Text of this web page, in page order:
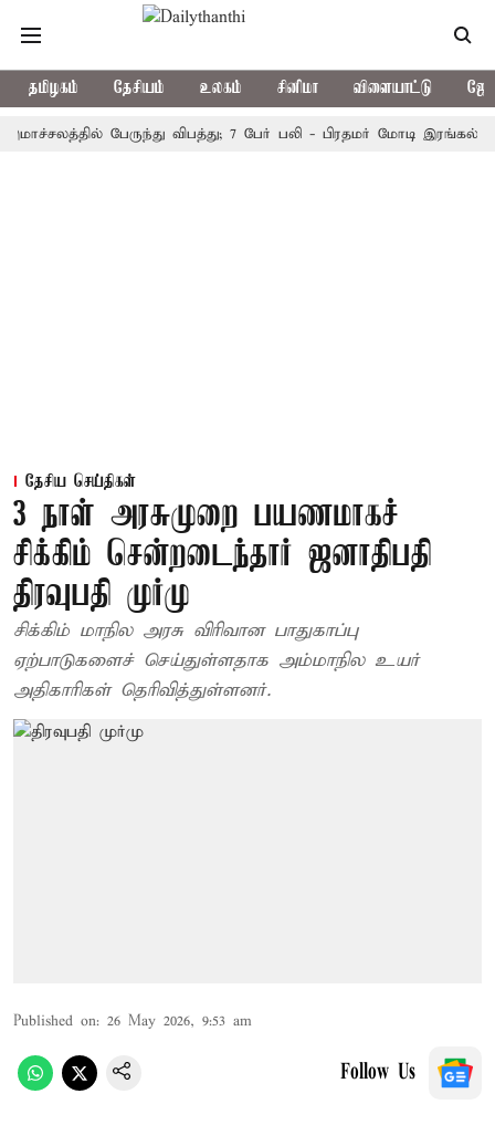
தமிழகம் தேசியம் உலகம் சினிமா விளையாட்டு
பேருந்து விபத்து; 7 பேர் பலி - பிரதமர் மோடி இரங்கல்
தேசிய செய்திகள்
3 நாள் அரசுமுறை பயணமாகச்
சிக்கிம் சென்றடைந்தார் ஜனாதிபதி
திரவுபதி முர்மு
சிக்கிம் மாநில அரசு விரிவான பாதுகாப்பு
ஏற்பாடுகளைச் செய்துள்ளதாக அம்மாநில உயர்
அதிகாரிகள் தெரிவித்துள்ளனர்.
Published on: 26 May 2026, 9:53 am
Follow Us